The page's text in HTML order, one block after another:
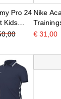
Pro 24
Kids
Nike
€ 31,00